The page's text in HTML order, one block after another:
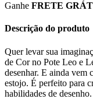
Ganhe FRETE
Descrição do produto
Quer levar sua
de Cor no Pote Leo e
desenhar. E ainda vem
estojo. É perfeito para
habilidades de desenho.